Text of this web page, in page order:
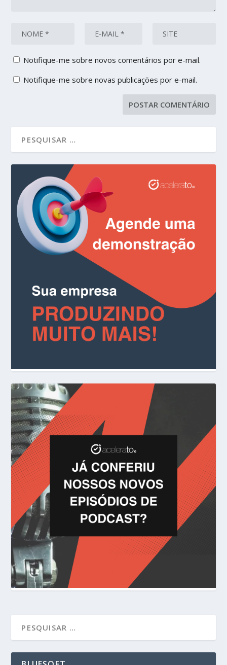
Notifique-me sobre novos comentários por e-mail.
Notifique-me sobre novas publicações por e-mail.